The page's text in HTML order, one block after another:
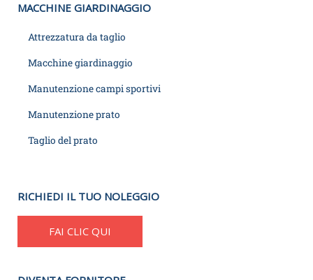
MACCHINE GIARDINAGGIO
Attrezzatura da taglio
Macchine giardinaggio
Manutenzione campi sportivi
Manutenzione prato
Taglio del prato
RICHIEDI IL TUO NOLEGGIO
FAI CLIC QUI